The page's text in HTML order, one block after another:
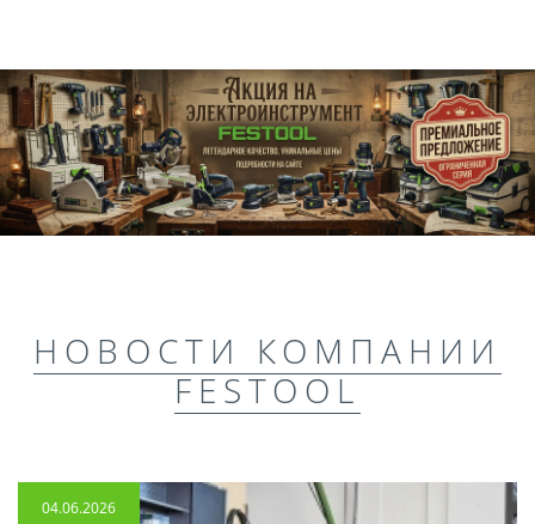
НОВОСТИ КОМПАНИИ
FESTOOL
04.06.2026